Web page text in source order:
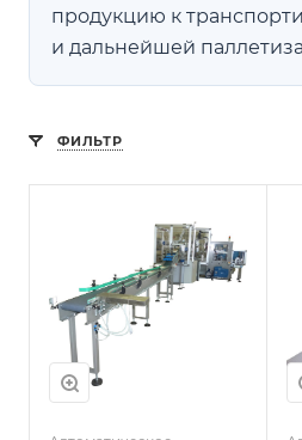
продукцию к
и дальнейшей
ФИЛЬТР
Производительност
до 100 коробов в
минуту
Тип готовой
упаковки:
картонный
короб, лоток